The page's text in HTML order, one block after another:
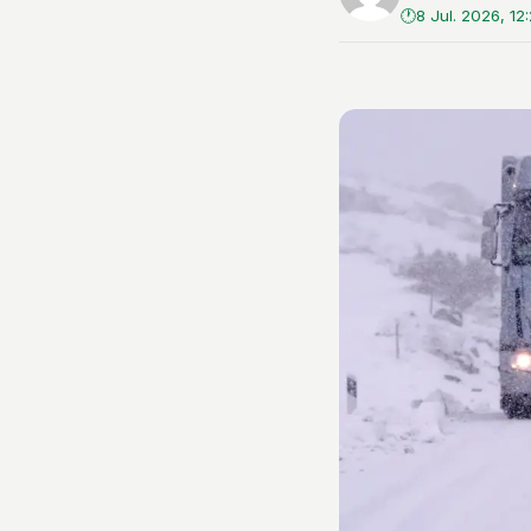
8 Jul. 2026,